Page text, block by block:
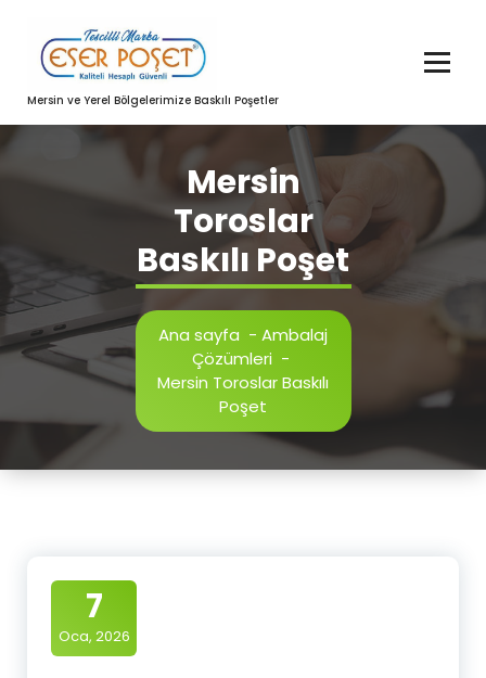
Mersin ve Yerel Bölgelerimize Baskılı Poşetler
Mersin
Toroslar
Baskılı Poşet
Ana sayfa - Ambalaj
Çözümleri -
Mersin Toroslar Baskılı
Poşet
7
Oca, 2026